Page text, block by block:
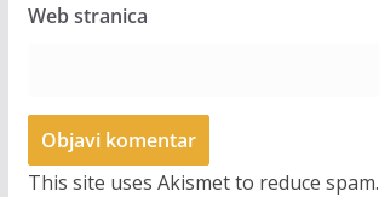
Web stranica
This site uses Akismet to reduce spam.